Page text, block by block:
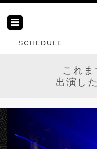
SCHEDULE
これ
出演し